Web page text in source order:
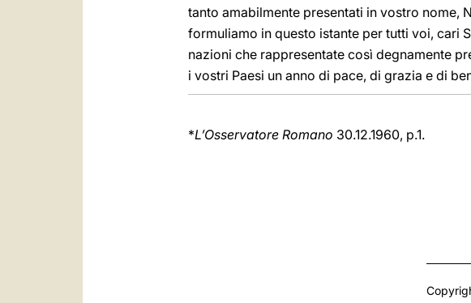
tanto amabilmente presentati in vostro nome,
formuliamo in questo istante per tutti voi, cari
nazioni che rappresentate così degnamente
i vostri Paesi un anno di pace, di grazia e di
*L’Osservatore Romano 30.12.1960, p.1.